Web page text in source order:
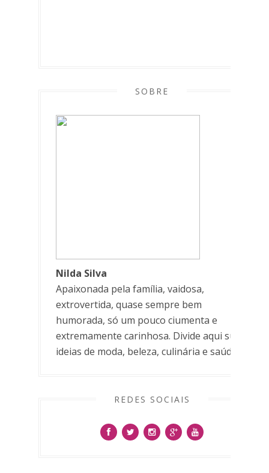
SOBRE
Nilda Silva
Apaixonada pela família, vaidosa,
extrovertida, quase sempre bem
humorada, só um pouco ciumenta e
extremamente carinhosa. Divide aqui suas
ideias de moda, beleza, culinária e saúde.
REDES SOCIAIS